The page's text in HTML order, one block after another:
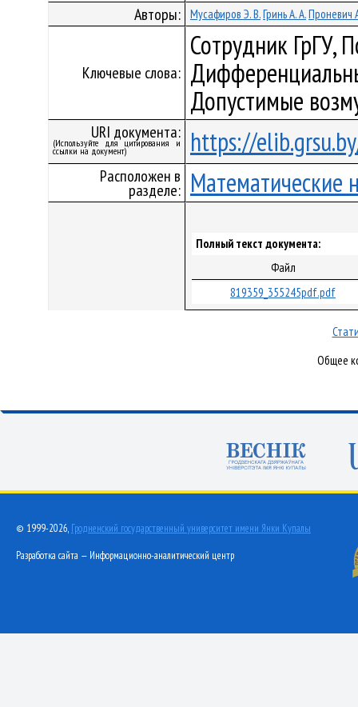
Авторы: Мусафиров Э. В.Гринь А. А.Проневич
Ключевые слова:
Сотрудник ГрГУ,
Допустимые
URI документа:
(Используйте для цитирования и
ссылки на документ) https://
Расположен в
разделе: Математические
Полный текст документа:
Файл
819359_355245pdf.pdf
Общее
© 1999-2026, Гродненский государственный университет имени Янки Купалы
Разработка сайта — Информационно-аналитический центр